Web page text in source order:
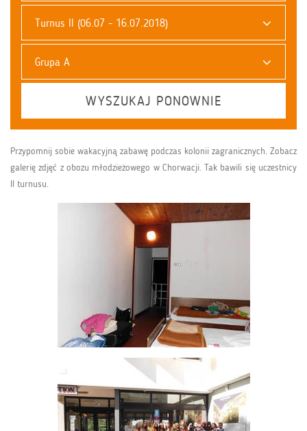
Turnus II (06.07 - 16.07.2018)
Grupa A
WYSZUKAJ PONOWNIE
Przypomnij sobie wakacyjną zabawę podczas kolonii zagranicznych. Zobacz
galerię zdjęć z obozu młodzieżowego w Chorwacji. Tak bawili się uczestnicy
II turnusu.